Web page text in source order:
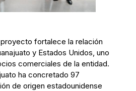
fortalece la relación
y Estados Unidos, uno
comerciales de la entidad.
ha concretado 97
de origen estadounidense